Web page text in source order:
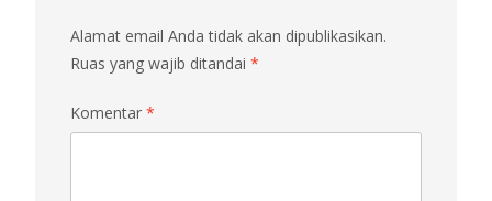
Alamat email Anda tidak akan dipublikasikan.
Ruas yang wajib ditandai *
Komentar *